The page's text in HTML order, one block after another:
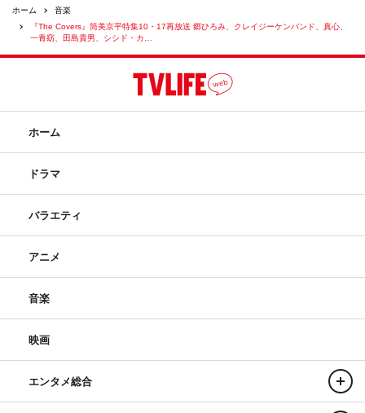
ホーム
音楽
『The Covers』筒美京平特集10・17再放送 郷ひろみ、クレイジーケンバンド、真心、
一青窈、田島貴男、シシド・カ…
ホーム
ドラマ
バラエティ
アニメ
音楽
映画
エンタメ総合